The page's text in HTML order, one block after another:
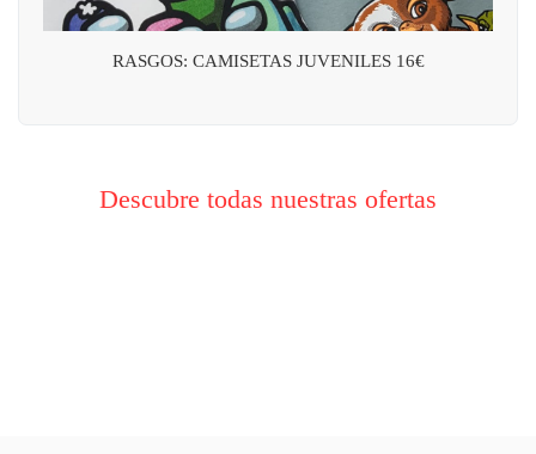
RASGOS: CAMISETAS JUVENILES 16€
Descubre todas nuestras ofertas